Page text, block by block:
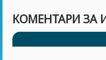
КОМЕНТАРИ ЗА